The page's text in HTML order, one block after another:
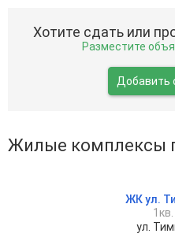
Хотите сдать или
Разместите
Добавить
Жилые комплексы
ЖК ул.
ул.